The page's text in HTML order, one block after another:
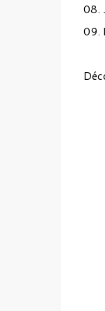
08.
09.